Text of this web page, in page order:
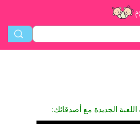
الجديدة مع أصدقائك: